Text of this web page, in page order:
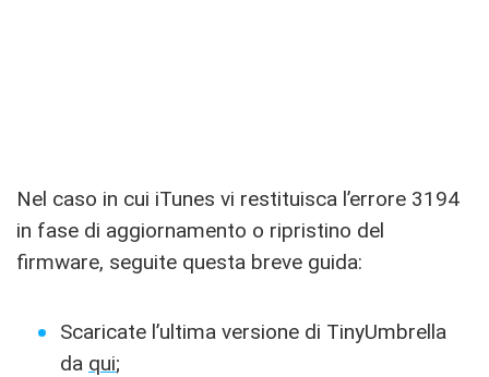
Nel caso in cui iTunes vi restituisca l’errore 3194
in fase di aggiornamento o ripristino del
firmware, seguite questa breve guida:
Scaricate l’ultima versione di TinyUmbrella
da qui;